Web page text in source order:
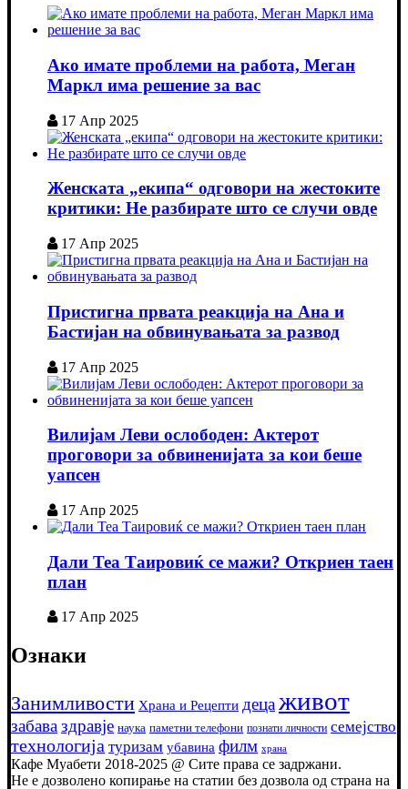
Ако имате проблеми на работа, Меган
Маркл има решение за вас
17 Апр 2025
Женската „екипа“ одговори на жестоките
критики: Не разбирате што се случи овде
17 Апр 2025
Пристигна првата реакција на Ана и
Бастијан на обвинувањата за развод
17 Апр 2025
Вилијам Леви ослободен: Актерот
проговори за обвиненијата за кои беше
уапсен
17 Апр 2025
Дали Теа Таировиќ се мажи? Откриен таен
план
17 Апр 2025
Ознаки
Занимливости Храна и Рецепти децаживот
забаваздравје наука паметни телефони познати личности семејство
технологија туризам убавина филм храна
Кафе Муабети 2018-2025 @ Сите права се задржани.
Не е дозволено копирање на статии без дозвола од страна на